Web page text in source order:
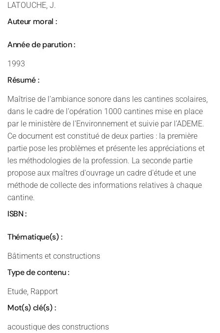
LATOUCHE, J.
Auteur moral :
Année de parution :
1993
Résumé :
Maîtrise de l'ambiance sonore dans les cantines scolaires,
dans le cadre de l'opération 1000 cantines mise en place
par le ministère de l'Environnement et suivie par l'ADEME.
Ce document est constitué de deux parties : la première
partie pose les problèmes et présente les appréciations et
les méthodologies de la profession. La seconde partie
propose aux maîtres d'ouvrage un cadre d'étude et une
méthode de collecte des informations relatives à chaque
cantine.
ISBN :
Thématique(s) :
Bâtiments et constructions
Type de contenu :
Etude, Rapport
Mot(s) clé(s) :
acoustique des constructions